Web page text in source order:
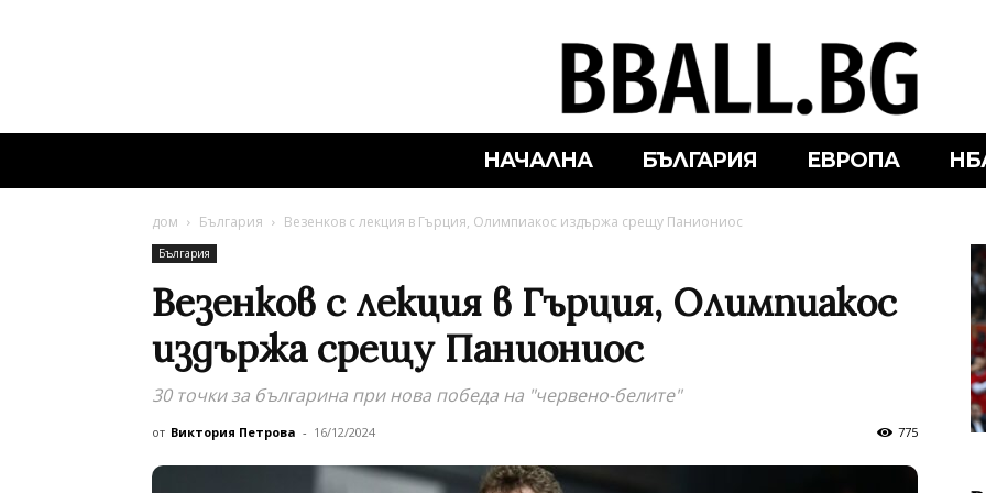
НАЧАЛНА БЪЛГАРИЯ ЕВРОПА
дом България Везенков с лекция в Гърция, Олимпиакос издържа срещу Паниониос
България
Везенков с лекция в Гърция, Олимпиакос
издържа срещу Паниониос
30 точки за българина при нова победа на "червено-белите"
от Виктория Петрова - 16/12/2024 775